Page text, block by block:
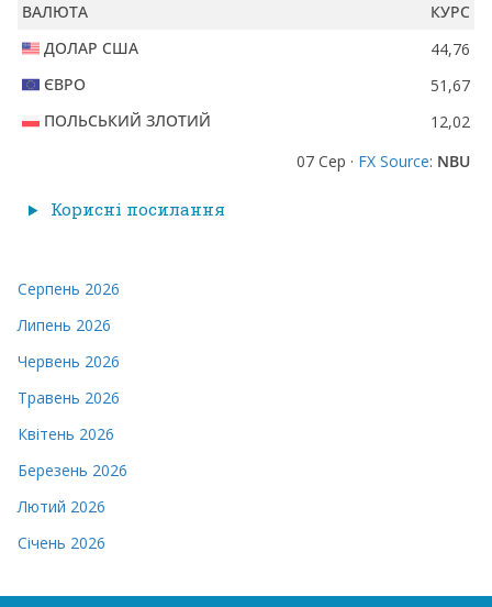
ВАЛЮТА
КУРС
ДОЛАР США
44,76
ЄВРО
51,67
ПОЛЬСЬКИЙ ЗЛОТИЙ
12,02
07 Сер · FX Source: NBU
Корисні посилання
Серпень 2026
Липень 2026
Червень 2026
Травень 2026
Квітень 2026
Березень 2026
Лютий 2026
Січень 2026